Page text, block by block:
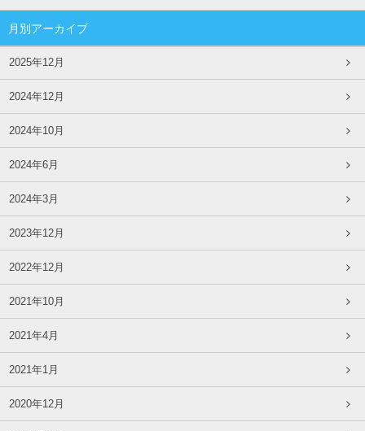
月別アーカイブ
2025年12月
2024年12月
2024年10月
2024年6月
2024年3月
2023年12月
2022年12月
2021年10月
2021年4月
2021年1月
2020年12月